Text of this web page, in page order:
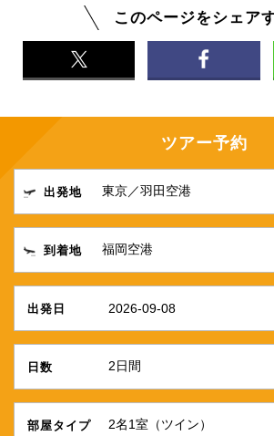
このページをシェア
ツアー予約
出発地
到着地
出発日 2026-09-08
日数
部屋タイプ